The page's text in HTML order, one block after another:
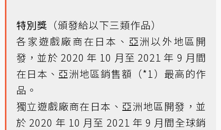
特別獎 （頒發給以下三類作品）
各家遊戲廠商在日本、亞洲以外地區開
發，並於 2020 年 10 月至 2021 年 9 月間
在日本、亞洲地區銷售額（*1）最高的作
品。
獨立遊戲廠商在日本、亞洲地區開發，並
於 2020 年 10 月至 2021 年 9 月間全球銷